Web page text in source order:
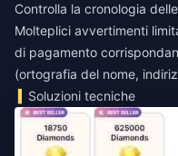
Controlla la cronologia
Molteplici avvertimenti
di pagamento
(ortografia del nome,
Soluzioni tecniche